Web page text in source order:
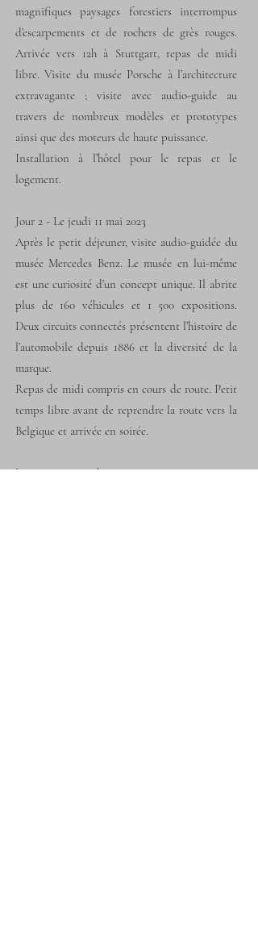
magnifiques paysages forestiers interrompus
d’escarpements et de rochers de grès rouges.
Arrivée vers 12h à Stuttgart, repas de midi
libre. Visite du musée Porsche à l’architecture
extravagante ; visite avec audio-guide au
travers de nombreux modèles et prototypes
ainsi que des moteurs de haute puissance.
Installation à l’hôtel pour le repas et le
logement.
Jour 2 - Le jeudi 11 mai 2023
Après le petit déjeuner, visite audio-guidée du
musée Mercedes Benz. Le musée en lui-même
est une curiosité d’un concept unique. Il abrite
plus de 160 véhicules et 1 500 expositions.
Deux circuits connectés présentent l’histoire de
l’automobile depuis 1886 et la diversité de la
marque.
Repas de midi compris en cours de route. Petit
temps libre avant de reprendre la route vers la
Belgique et arrivée en soirée.
Le prix comprend